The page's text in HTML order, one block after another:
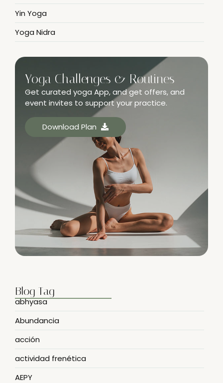
Yin Yoga
Yoga Nidra
Yoga Challenges & Routines
Get curated yoga App, and get offers, and
event invites to support your practice.
Download Plan
Blog Tag
abhyasa
Abundancia
acción
actividad frenética
AEPY